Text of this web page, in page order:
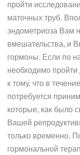
пройти
маточных труб.
эндометриоза Вам
вмешательства, и
гормоны. Если по
необходимо пройти
к тому, что в
потребуется
которые, как было
Вашей
только временно.
гормональной